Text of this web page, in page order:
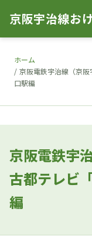
京阪宇治線お
ホーム
京阪電鉄宇治線（京
口駅編
京阪電鉄宇
古都テレビ
編